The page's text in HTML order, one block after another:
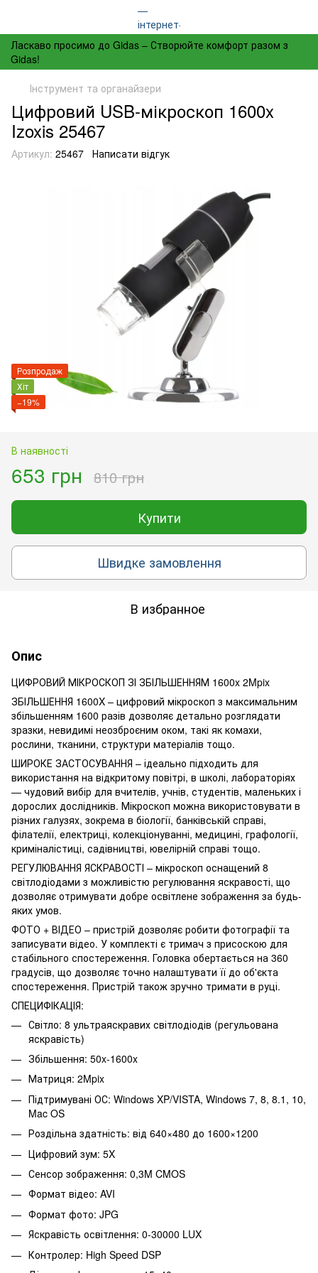
Ласкаво просимо до Gidas – Створюйте комфорт разом з
Gidas!
Інструмент та органайзери
Цифровий USB-мікроскоп 1600x
Izoxis 25467
Артикул: 25467 Написати відгук
Розпродаж
Хіт
−19%
В наявності
653 грн 810 грн
Купити
Швидке замовлення
В избранное
Опис
ЦИФРОВИЙ МІКРОСКОП ЗІ ЗБІЛЬШЕННЯМ 1600x 2Mpix
ЗБІЛЬШЕННЯ 1600X – цифровий мікроскоп з максимальним
збільшенням 1600 разів дозволяє детально розглядати
зразки, невидимі неозброєним оком, такі як комахи,
рослини, тканини, структури матеріалів тощо.
ШИРОКЕ ЗАСТОСУВАННЯ – ідеально підходить для
використання на відкритому повітрі, в школі, лабораторіях
— чудовий вибір для вчителів, учнів, студентів, маленьких і
дорослих дослідників. Мікроскоп можна використовувати в
різних галузях, зокрема в біології, банківській справі,
філателії, електриці, колекціонуванні, медицині, графології,
криміналістиці, садівництві, ювелірній справі тощо.
РЕГУЛЮВАННЯ ЯСКРАВОСТІ – мікроскоп оснащений 8
світлодіодами з можливістю регулювання яскравості, що
дозволяє отримувати добре освітлене зображення за будь-
яких умов.
ФОТО + ВІДЕО – пристрій дозволяє робити фотографії та
записувати відео. У комплекті є тримач з присоскою для
стабільного спостереження. Головка обертається на 360
градусів, що дозволяє точно налаштувати її до об'єкта
спостереження. Пристрій також зручно тримати в руці.
СПЕЦИФІКАЦІЯ:
Світло: 8 ультраяскравих світлодіодів (регульована
яскравість)
Збільшення: 50x-1600x
Матриця: 2Mpix
Підтримувані ОС: Windows XP/VISTA, Windows 7, 8, 8.1, 10,
Mac OS
Роздільна здатність: від 640×480 до 1600×1200
Цифровий зум: 5X
Сенсор зображення: 0,3M CMOS
Формат відео: AVI
Формат фото: JPG
Яскравість освітлення: 0-30000 LUX
Контролер: High Speed DSP